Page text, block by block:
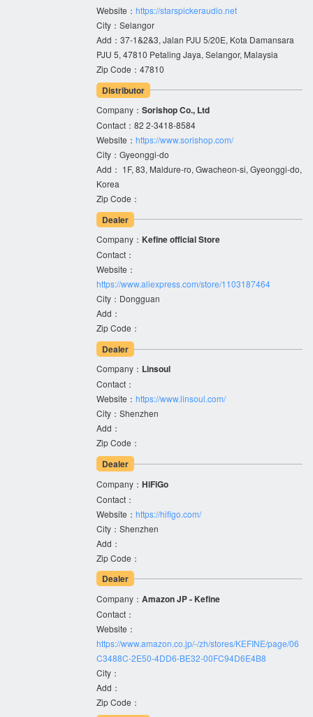
Website： https://starspickeraudio.net
City：Selangor
Add：37-1&2&3, Jalan PJU 5/20E, Kota Damansara
PJU 5, 47810 Petaling Jaya, Selangor, Malaysia
Zip Code：47810
Distributor
Company： Sorishop Co., Ltd
Contact：82 2-3418-8584
Website： https://www.sorishop.com/
City：Gyeonggi-do
Add： 1F, 83, Maldure-ro, Gwacheon-si, Gyeonggi-do,
Korea
Zip Code：
Dealer
Company： Kefine official Store
Contact：
Website：
https://www.aliexpress.com/store/1103187464
City：Dongguan
Add：
Zip Code：
Dealer
Company： Linsoul
Contact：
Website： https://www.linsoul.com/
City：Shenzhen
Add：
Zip Code：
Dealer
Company： HiFiGo
Contact：
Website： https://hifigo.com/
City：Shenzhen
Add：
Zip Code：
Dealer
Company： Amazon JP - Kefine
Contact：
Website：
https://www.amazon.co.jp/-/zh/stores/KEFINE/page/06
C3488C-2E50-4DD6-BE32-00FC94D6E4B8
City：
Add：
Zip Code：